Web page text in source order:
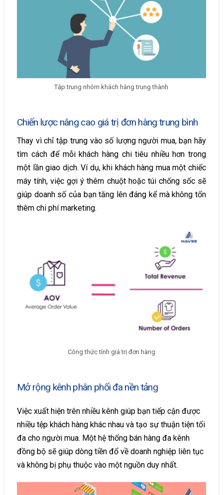
Tập trung nhóm khách hàng trung thành
Chiến lược nâng cao giá trị đơn hàng trung bình
Thay vì chỉ tập trung vào số lượng người mua, bạn hãy
tìm cách để mỗi khách hàng chi tiêu nhiều hơn trong
một lần giao dịch. Ví dụ, khi khách hàng mua một chiếc
máy tính, việc gợi ý thêm chuột hoặc túi chống sốc sẽ
giúp doanh số của bạn tăng lên đáng kể mà không tốn
thêm chi phí marketing.
Công thức tính giá trị đơn hàng
Mở rộng kênh phân phối đa nền tảng
Việc xuất hiện trên nhiều kênh giúp bạn tiếp cận được
nhiều tệp khách hàng khác nhau và tạo sự thuận tiện tối
đa cho người mua. Một hệ thống bán hàng đa kênh
đồng bộ sẽ giúp dòng tiền đổ về doanh nghiệp liên tục
và không bị phụ thuộc vào một nguồn duy nhất.